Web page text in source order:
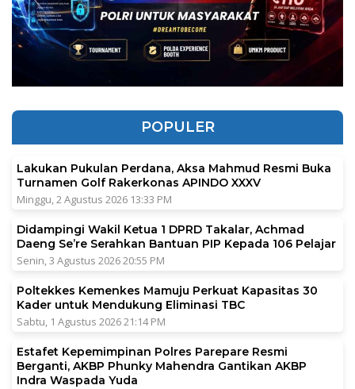
POPULER
Lakukan Pukulan Perdana, Aksa Mahmud Resmi Buka
Turnamen Golf Rakerkonas APINDO XXXV
Minggu, 2 Agustus 2026 13:33 PM
Didampingi Wakil Ketua 1 DPRD Takalar, Achmad
Daeng Se’re Serahkan Bantuan PIP Kepada 106 Pelajar
Senin, 3 Agustus 2026 20:55 PM
Poltekkes Kemenkes Mamuju Perkuat Kapasitas 30
Kader untuk Mendukung Eliminasi TBC
Sabtu, 1 Agustus 2026 21:14 PM
Estafet Kepemimpinan Polres Parepare Resmi
Berganti, AKBP Phunky Mahendra Gantikan AKBP
Indra Waspada Yuda